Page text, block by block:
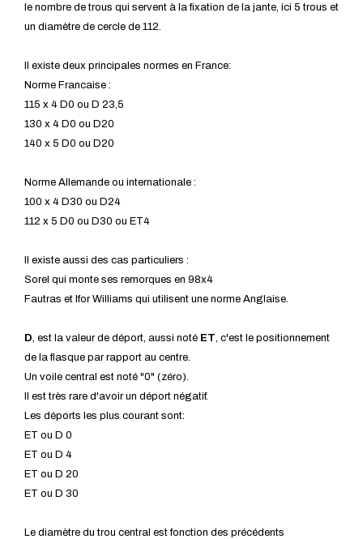
le nombre de trous qui servent à la fixation de la jante, ici 5 trous et
un diamètre de cercle de 112.
Il existe deux principales normes en France:
Norme Francaise :
115 x 4 D0 ou D 23,5
130 x 4 D0 ou D20
140 x 5 D0 ou D20
Norme Allemande ou internationale :
100 x 4 D30 ou D24
112 x 5 D0 ou D30 ou ET4
Il existe aussi des cas particuliers :
Sorel qui monte ses remorques en 98x4
Fautras et Ifor Williams qui utilisent une norme Anglaise.
D , est la valeur de déport, aussi noté ET , c'est le positionnement
de la flasque par rapport au centre.
Un voile central est noté "0" (zéro).
Il est très rare d'avoir un déport négatif.
Les déports les plus courant sont:
ET ou D 0
ET ou D 4
ET ou D 20
ET ou D 30
Le diamètre du trou central est fonction des précédents